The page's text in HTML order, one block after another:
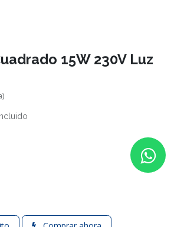
15W 230V Luz